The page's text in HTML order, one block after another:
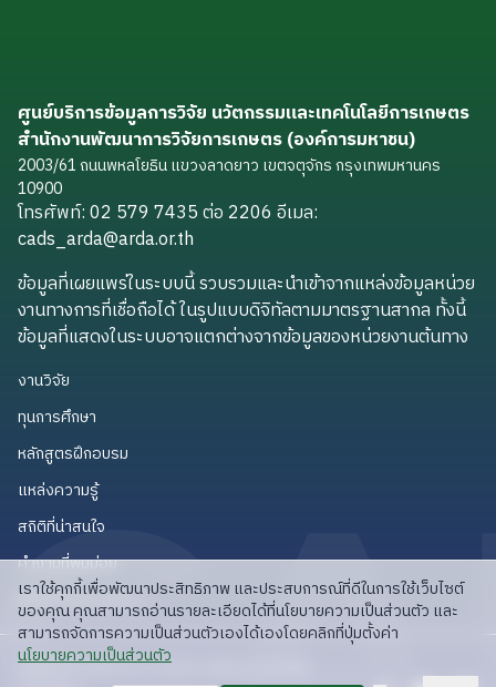
ศูนย์บริการข้อมูลการวิจัย นวัตกรรมและเทคโนโลยีการเกษตร
สำนักงานพัฒนาการวิจัยการเกษตร (องค์การมหาชน)
2003/61 ถนนพหลโยธิน แขวงลาดยาว เขตจตุจักร กรุงเทพมหานคร
10900
โทรศัพท์: 02 579 7435 ต่อ 2206 อีเมล:
cads_arda@arda.or.th
ข้อมูลที่เผยแพร่ในระบบนี้ รวบรวมและนำเข้าจากแหล่งข้อมูลหน่วย
งานทางการที่เชื่อถือได้ ในรูปแบบดิจิทัลตามมาตรฐานสากล ทั้งนี้
ข้อมูลที่แสดงในระบบอาจแตกต่างจากข้อมูลของหน่วยงานต้นทาง
งานวิจัย
ทุนการศึกษา
หลักสูตรฝึกอบรม
แหล่งความรู้แหล่งความรู้
สถิติที่น่าสนใจ
คำถามที่พบบ่อยคำถามที่พบบ่อย
API สำหรับนักพัฒนาAPI สำหรับนักพัฒนา
ลิขสิทธิ์ © 2025 สวก: สำนักงานพัฒนาการวิจัย
เราใช้คุกกี้เพื่อพัฒนาประสิทธิภาพ และประสบการณ์ที่ดีในการใช้เว็บไซต์
ของคุณ คุณสามารถอ่านรายละเอียดได้ที่นโยบายความเป็นส่วนตัว และ
สามารถจัดการความเป็นส่วนตัวเองได้เองโดยคลิกที่ปุ่มตั้งค่า
read privacy policy
นโยบายความเป็นส่วนตัว